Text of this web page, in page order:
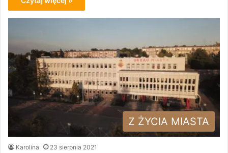
Z ŻYCIA MIASTA
Karolina 23 sierpnia 2021